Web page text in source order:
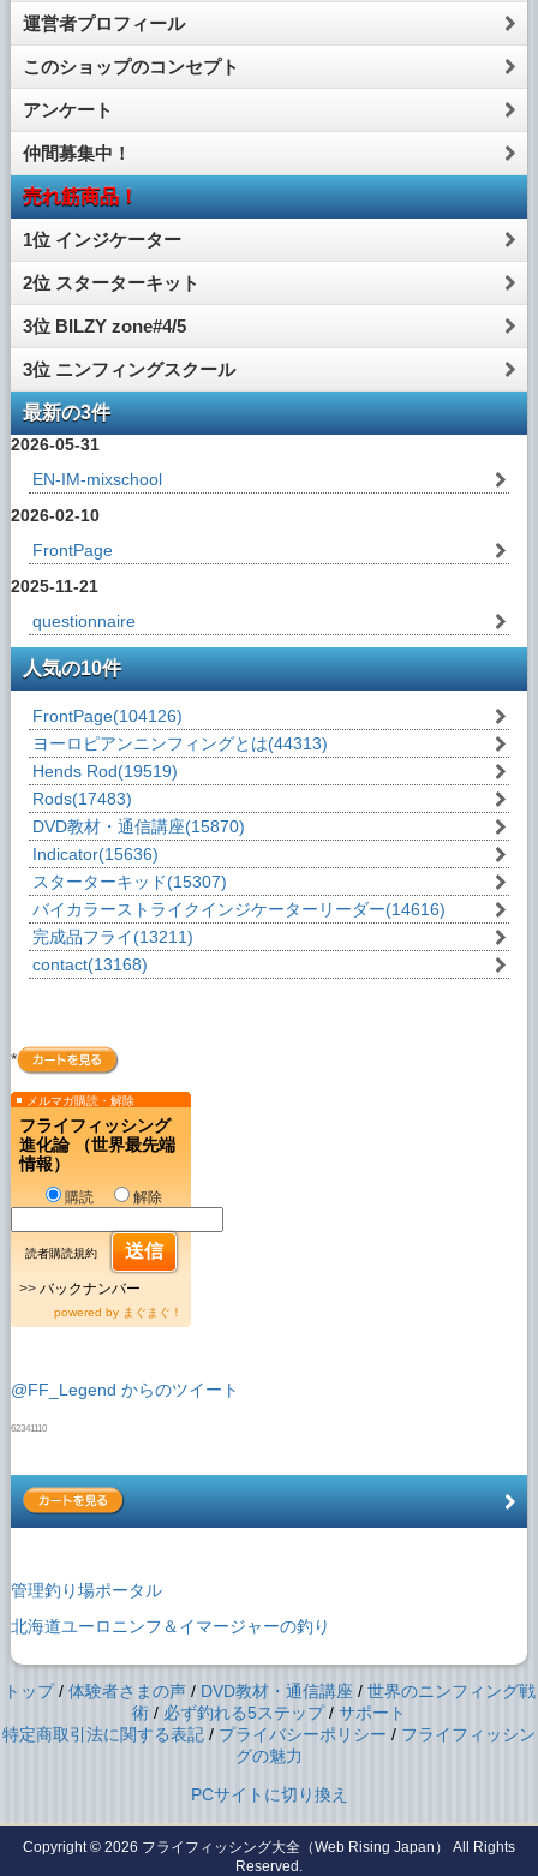
運営者プロフィール
このショップのコンセプト
アンケート
仲間募集中！
売れ筋商品！
1位 インジケーター
2位 スターターキット
3位 BILZY zone#4/5
3位 ニンフィングスクール
最新の3件
2026-05-31
EN-IM-mixschool
2026-02-10
FrontPage
2025-11-21
questionnaire
人気の10件
FrontPage(104126)
ヨーロピアンニンフィングとは(44313)
Hends Rod(19519)
Rods(17483)
DVD教材・通信講座(15870)
Indicator(15636)
スターターキッド(15307)
バイカラーストライクインジケーターリーダー(14616)
完成品フライ(13211)
contact(13168)
*
メルマガ購読・解除
フライフィッシング
進化論 （世界最先端
情報）
購読 解除
読者購読規約
>> バックナンバー
powered by まぐまぐ！
@FF_Legend からのツイート
62341110
管理釣り場ポータル
北海道ユーロニンフ＆イマージャーの釣り
トップ/ 体験者さまの声/ DVD教材・通信講座 / 世界のニンフィング戦
術 / 必ず釣れる5ステップ/ サポート
特定商取引法に関する表記 / プライバシーポリシー / フライフィッシン
グの魅力
PCサイトに切り換え
Copyright © 2026 フライフィッシング大全（Web Rising Japan）
All Rights
Reserved.